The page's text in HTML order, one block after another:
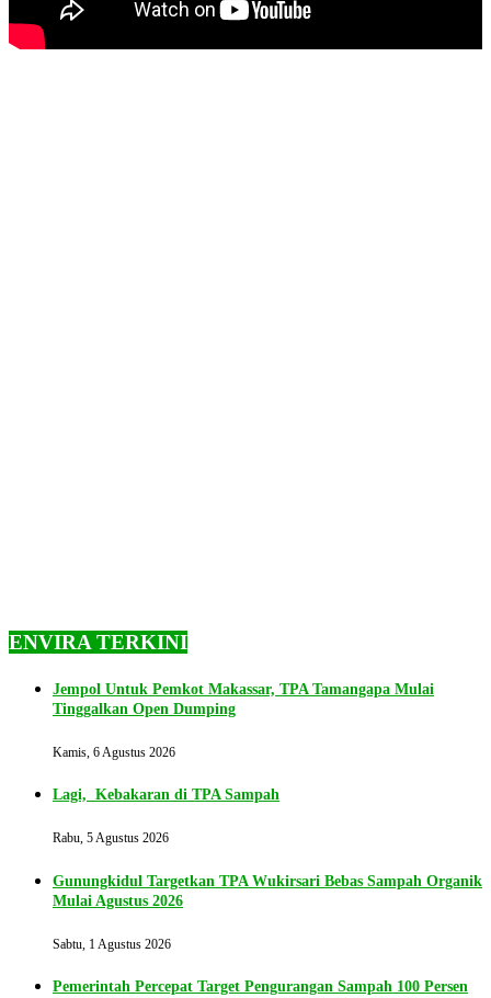
ENVIRA TERKINI
Jempol Untuk Pemkot Makassar, TPA Tamangapa Mulai
Tinggalkan Open Dumping
Kamis, 6 Agustus 2026
Lagi, Kebakaran di TPA Sampah
Rabu, 5 Agustus 2026
Gunungkidul Targetkan TPA Wukirsari Bebas Sampah Organik
Mulai Agustus 2026
Sabtu, 1 Agustus 2026
Pemerintah Percepat Target Pengurangan Sampah 100 Persen